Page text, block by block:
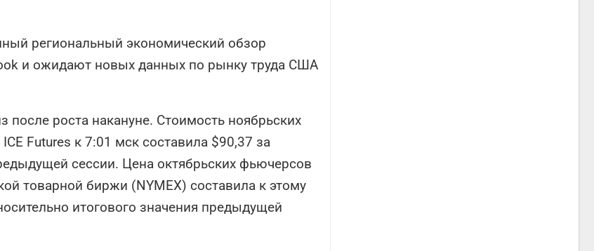
региональный экономический обзор
и ожидают новых данных по рынку труда США
роста накануне. Стоимость ноябрьских
Futures к 7:01 мск составила $90,37 за
сессии. Цена октябрьских фьючерсов
товарной биржи (NYMEX) составила к этому
итогового значения предыдущей